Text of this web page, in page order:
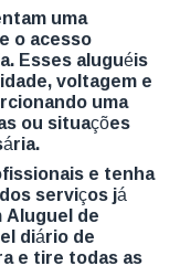
uma
o acesso
Esses aluguéis
voltagem e
uma
ou situações
e tenha
serviços já
de
diário de
e tire todas as